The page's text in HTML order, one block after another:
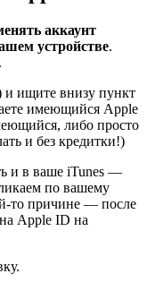
аккаунт
устройстве.
и ищите внизу пункт
имеющийся Apple
либо просто
и без кредитки!)
и в ваше iTunes —
по вашему
то причине — после
Apple ID на